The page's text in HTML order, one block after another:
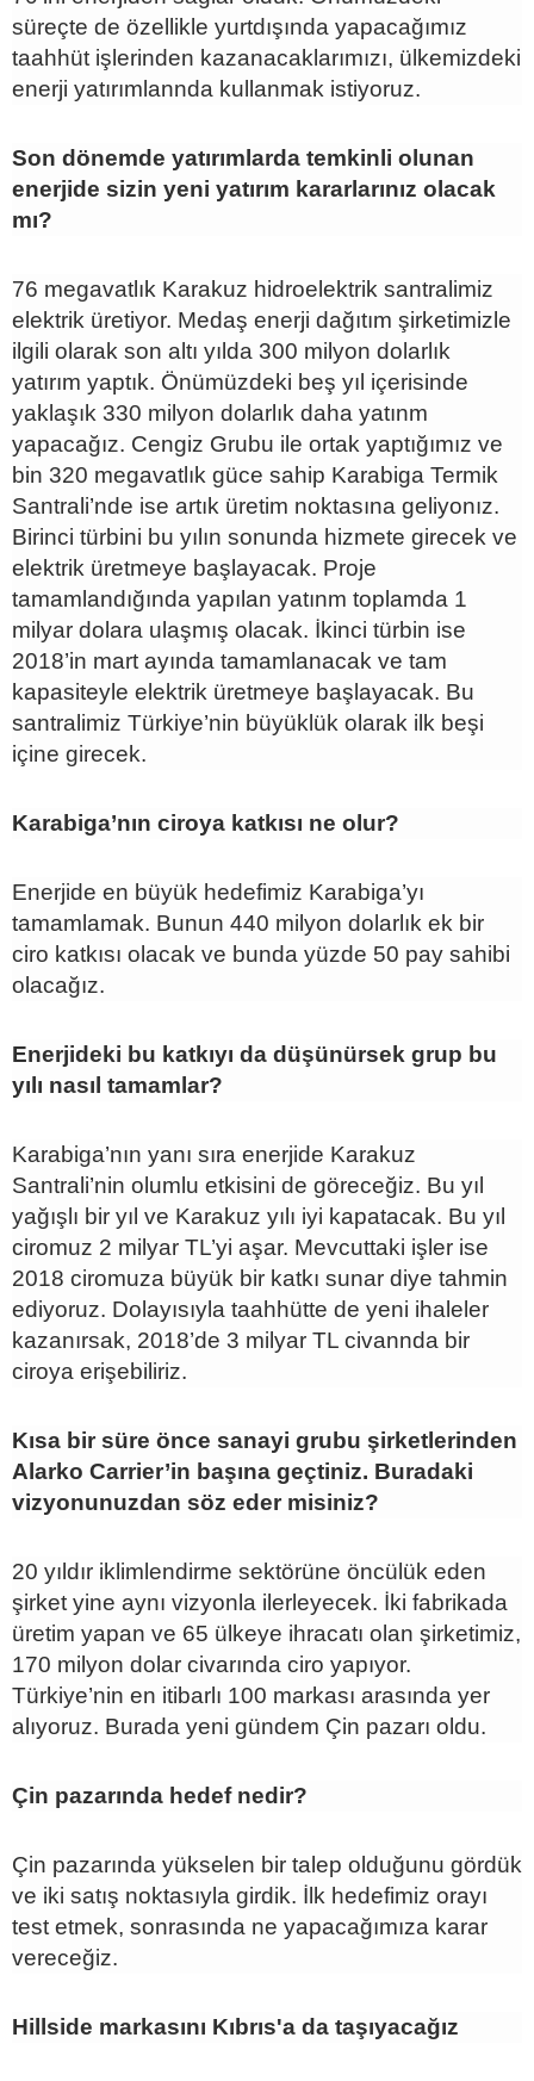
süreçte de özellikle yurtdışında yapacağımız
taahhüt işlerinden kazanacaklarımızı, ülkemizdeki
enerji yatırımlannda kullanmak istiyoruz.
Son dönemde yatırımlarda temkinli olunan
enerjide sizin yeni yatırım kararlarınız olacak
mı?
76 megavatlık Karakuz hidroelektrik santralimiz
elektrik üretiyor. Medaş enerji dağıtım şirketimizle
ilgili olarak son altı yılda 300 milyon dolarlık
yatırım yaptık. Önümüzdeki beş yıl içerisinde
yaklaşık 330 milyon dolarlık daha yatınm
yapacağız. Cengiz Grubu ile ortak yaptığımız ve
bin 320 megavatlık güce sahip Karabiga Termik
Santrali’nde ise artık üretim noktasına geliyonız.
Birinci türbini bu yılın sonunda hizmete girecek ve
elektrik üretmeye başlayacak. Proje
tamamlandığında yapılan yatınm toplamda 1
milyar dolara ulaşmış olacak. İkinci türbin ise
2018’in mart ayında tamamlanacak ve tam
kapasiteyle elektrik üretmeye başlayacak. Bu
santralimiz Türkiye’nin büyüklük olarak ilk beşi
içine girecek.
Karabiga’nın ciroya katkısı ne olur?
Enerjide en büyük hedefimiz Karabiga’yı
tamamlamak. Bunun 440 milyon dolarlık ek bir
ciro katkısı olacak ve bunda yüzde 50 pay sahibi
olacağız.
Enerjideki bu katkıyı da düşünürsek grup bu
yılı nasıl tamamlar?
Karabiga’nın yanı sıra enerjide Karakuz
Santrali’nin olumlu etkisini de göreceğiz. Bu yıl
yağışlı bir yıl ve Karakuz yılı iyi kapatacak. Bu yıl
ciromuz 2 milyar TL’yi aşar. Mevcuttaki işler ise
2018 ciromuza büyük bir katkı sunar diye tahmin
ediyoruz. Dolayısıyla taahhütte de yeni ihaleler
kazanırsak, 2018’de 3 milyar TL civannda bir
ciroya erişebiliriz.
Kısa bir süre önce sanayi grubu şirketlerinden
Alarko Carrier’in başına geçtiniz. Buradaki
vizyonunuzdan söz eder misiniz?
20 yıldır iklimlendirme sektörüne öncülük eden
şirket yine aynı vizyonla ilerleyecek. İki fabrikada
üretim yapan ve 65 ülkeye ihracatı olan şirketimiz,
170 milyon dolar civarında ciro yapıyor.
Türkiye’nin en itibarlı 100 markası arasında yer
alıyoruz. Burada yeni gündem Çin pazarı oldu.
Çin pazarında hedef nedir?
Çin pazarında yükselen bir talep olduğunu gördük
ve iki satış noktasıyla girdik. İlk hedefimiz orayı
test etmek, sonrasında ne yapacağımıza karar
vereceğiz.
Hillside markasını Kıbrıs'a da taşıyacağız